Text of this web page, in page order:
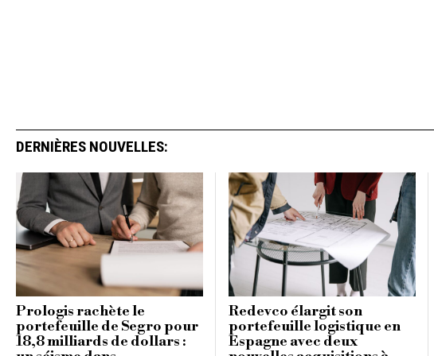
DERNIÈRES NOUVELLES:
Prologis rachète le
portefeuille de Segro pour
18,8 milliards de dollars :
Redevco élargit son
portefeuille logistique en
Espagne avec deux